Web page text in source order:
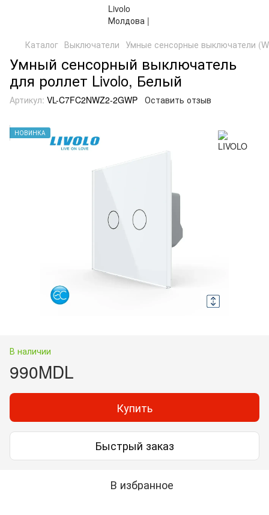
Каталог Выключатели Умные сенсорные выключатели
Умный сенсорный выключатель
для роллет Livolo, Белый
Артикул: VL-C7FC2NWZ2-2GWP Оставить отзыв
НОВИНКА
В наличии
990MDL
Купить
Быстрый заказ
В избранное